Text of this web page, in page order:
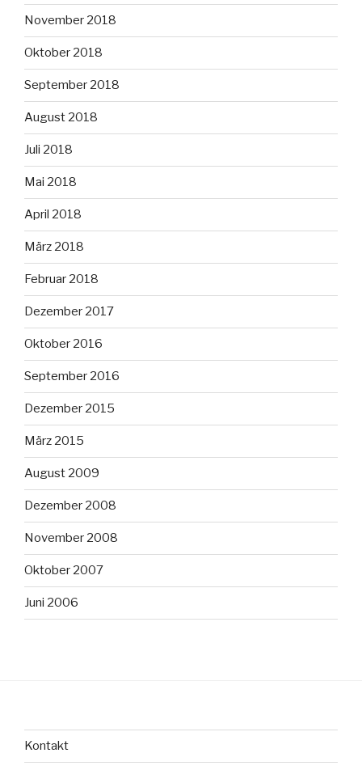
November 2018
Oktober 2018
September 2018
August 2018
Juli 2018
Mai 2018
April 2018
März 2018
Februar 2018
Dezember 2017
Oktober 2016
September 2016
Dezember 2015
März 2015
August 2009
Dezember 2008
November 2008
Oktober 2007
Juni 2006
Kontakt